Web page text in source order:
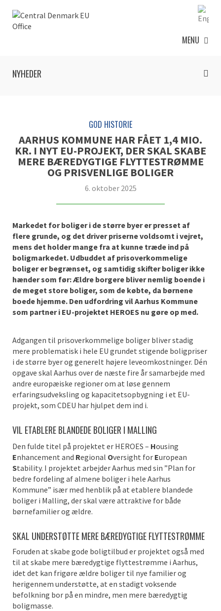
MENU
NYHEDER
GOD HISTORIE
AARHUS KOMMUNE HAR FÅET 1,4 MIO.
KR. I NYT EU-PROJEKT, DER SKAL SKABE
MERE BÆREDYGTIGE FLYTTESTRØMME
OG PRISVENLIGE BOLIGER
6. oktober 2025
Markedet for boliger i de større byer er presset af
flere grunde, og det driver priserne voldsomt i vejret,
mens det holder mange fra at kunne træde ind på
boligmarkedet. Udbuddet af prisoverkommelige
boliger er begrænset, og samtidig skifter boliger ikke
hænder som før: Ældre borgere bliver nemlig boende i
de meget store boliger, som de købte, da børnene
boede hjemme. Den udfordring vil Aarhus Kommune
som partner i EU-projektet HEROES nu gøre op med.
Adgangen til prisoverkommelige boliger bliver stadig
mere problematisk i hele EU grundet stigende boligpriser
i de større byer og generelt højere leveomkostninger. Dén
opgave skal Aarhus over de næste fire år samarbejde med
andre europæiske regioner om at løse gennem
erfaringsudveksling og kapacitetsopbygning i et EU-
projekt, som CDEU har hjulpet dem ind i.
VIL ETABLERE BLANDEDE BOLIGER I MALLING
Den fulde titel på projektet er HEROES – Housing
Enhancement and Regional Oversight for European
Stability. I projektet arbejder Aarhus med sin ”Plan for
bedre fordeling af almene boliger i hele Aarhus
Kommune” især med henblik på at etablere blandede
boliger i Malling, der skal være attraktive for både
børnefamilier og ældre.
SKAL UNDERSTØTTE MERE BÆREDYGTIGE FLYTTESTRØMME
Foruden at skabe gode boligtilbud er projektet også med
til at skabe mere bæredygtige flyttestrømme i Aarhus,
idet det kan frigøre ældre boliger til nye familier og
herigennem understøtte, at en stadigt voksende
befolkning bor på en mindre, men mere bæredygtig
boligmasse.